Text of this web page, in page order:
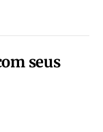
seus